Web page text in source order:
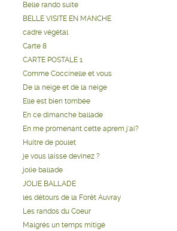
Belle rando suite
BELLE VISITE EN MANCHE
cadre végétal
Carte 8
CARTE POSTALE 1
Comme Coccinelle et vous
De la neige et de la neige
Elle est bien tombée
En ce dimanche ballade
En me promenant cette aprem j'ai?
Huitre de poulet
je vous laisse devinez ?
jolie ballade
JOLIE BALLADE
les détours de la Forêt Auvray
Les randos du Coeur
Malgrés un temps mitigé